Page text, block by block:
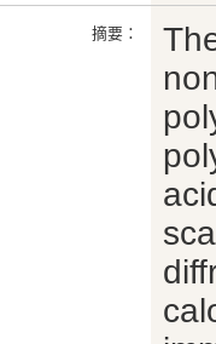
摘要：